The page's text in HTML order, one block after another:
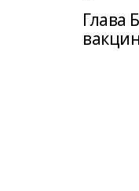
Глава